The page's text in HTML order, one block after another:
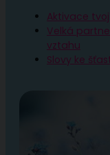
Aktivace
Velká
vztahu
Slovy ke